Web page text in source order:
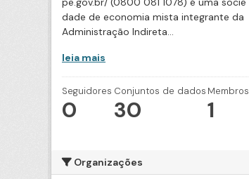
dade de economia mista integrante da
Administração Indireta...
leia mais
Seguidores
0
Conjuntos de dados
30
Membros
1
Organizações